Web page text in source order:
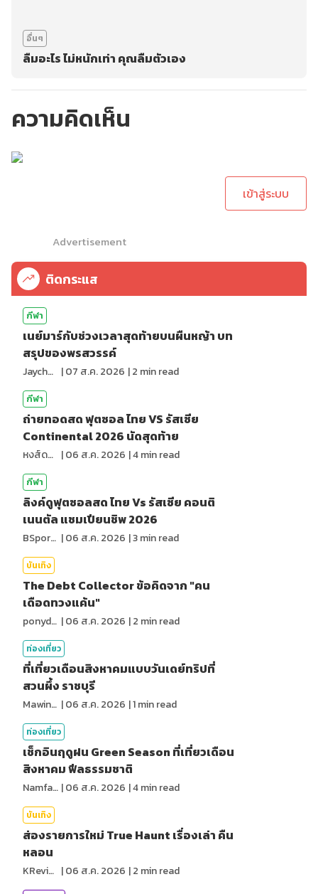
อื่นๆ
ลืมอะไร ไม่หนักเท่า คุณลืมตัวเอง
ความคิดเห็น
เข้าสู่ระบบ
Advertisement
ติดกระแส
กีฬา
เนย์มาร์กับช่วงเวลาสุดท้ายบนผืนหญ้า บท
สรุปของพรสวรรค์
Jaychou |07 ส.ค. 2026 |2 min read
กีฬา
ถ่ายทอดสด ฟุตซอล ไทย VS รัสเซีย
Continental 2026 นัดสุดท้าย
หงส์ดรุณ |06 ส.ค. 2026 |4min read
กีฬา
ลิงค์ดูฟุตซอลสด ไทย Vs รัสเซีย คอนติ
เนนตัล แชมเปียนชิพ 2026
BSports8 |06 ส.ค. 2026 |3min read
บันเทิง
The Debt Collector ข้อคิดจาก "คน
เดือดทวงแค้น"
ponydiary |06 ส.ค. 2026 |2 min read
ท่องเที่ยว
ที่เที่ยวเดือนสิงหาคมแบบวันเดย์ทริปที่
สวนผึ้ง ราชบุรี
MawinMatravel |06 ส.ค. 2026 |1min read
ท่องเที่ยว
เช็กอินฤดูฝน Green Season ที่เที่ยวเดือน
สิงหาคม ฟีลธรรมชาติ
NamfahPhupha |06 ส.ค. 2026 |4min read
บันเทิง
ส่องรายการใหม่ True Haunt เรื่องเล่า คืน
หลอน
KReview |06 ส.ค. 2026 |2 min read